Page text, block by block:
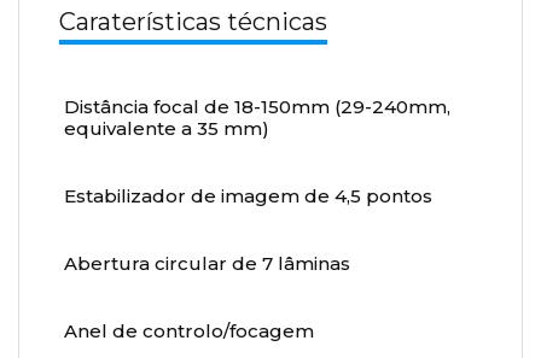
Caraterísticas técnicas
Distância focal de 18-150mm (29-240mm,
equivalente a 35 mm)
Estabilizador de imagem de 4,5 pontos
Abertura circular de 7 lâminas
Anel de controlo/focagem